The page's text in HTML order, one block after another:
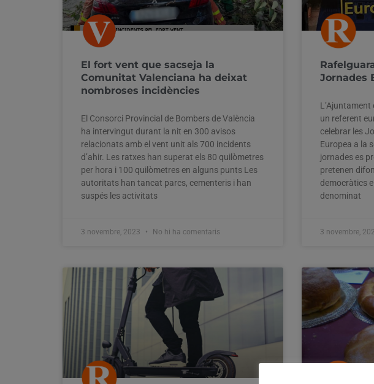
El fort vent que sacseja la
Comunitat Valenciana ha deixat
nombroses incidències
El Consorci Provincial de Bombers de València
ha intervingut durant la nit en 300 avisos
relacionats amb el vent unit als 700 incidents
d’ahir. Les ratxes han superat els 80 quilòmetres
per hora i 100 quilòmetres en alguns punts Les
autoritats han tancat parcs, cementeris i han
suspés les activitats
3 novembre, 2023 No hi ha comentaris
Jornades
un referent
celebrar les
Europea a la
jornades es
pretenen
democràtics
denominat
3 novembre,